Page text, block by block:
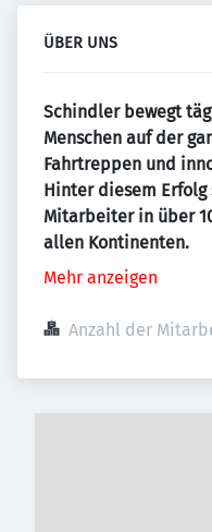
ÜBER UNS
Schindler bewegt
Menschen auf der
Fahrtreppen und
Hinter diesem Erfolg
Mitarbeiter in über
allen Kontinenten.
Mehr anzeigen
Anzahl der